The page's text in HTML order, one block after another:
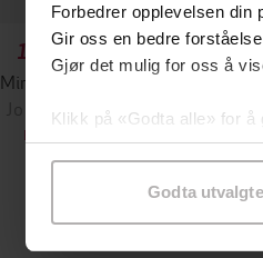
Forbedrer opplevelsen din
Gir oss en bedre
Gjør det mulig for oss å
Klikk på «Godta alle» for
samtykke til spesifikke
Godta utvalgte
129,-
Minnesota
Jo Nesbø
EBOK